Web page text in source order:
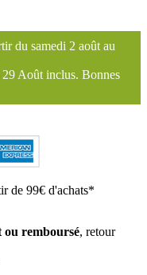
du samedi 2 août au
29 Août inclus. Bonnes
de 99€ d'achats*
ou remboursé, retour